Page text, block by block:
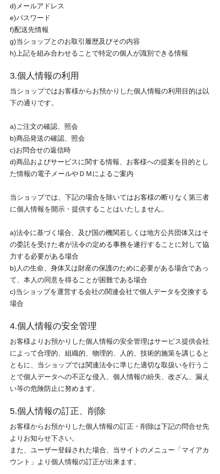
d)メールアドレス
e)パスワード
f)配送先情報
g)当ショップとのお取引履歴及びその内容
h)上記を組み合わせることで特定の個人が識別できる情報
3.個人情報の利用
当ショップではお客様からお預かりした個人情報の利用目的は以
下の通りです。
a)ご注文の確認、照会
b)商品発送の確認、照会
c)お問合せの返信時
d)商品およびサービスに関する情報、お客様への提案を目的とし
た情報の電子メールやＤＭによるご案内
当ショップでは、下記の場合を除いてはお客様の断りなく第三者
に個人情報を開示・提供することはいたしません。
a)法令に基づく場合、及び国の機関若しくは地方公共団体又はそ
の委託を受けた者が法令の定める事務を遂行することに対して協
力する必要がある場合
b)人の生命、身体又は財産の保護のために必要がある場合であっ
て、本人の同意を得ることが困難である場合
c)当ショップを運営する会社の関連会社で個人データを交換する
場合
4.個人情報の安全管理
お客様よりお預かりした個人情報の安全管理はサービス提供会社
によって合理的、組織的、物理的、人的、技術的施策を講じると
ともに、当ショップでは関連法令に準じた適切な取扱いを行うこ
とで個人データへの不正な侵入、個人情報の紛失、改ざん、漏え
い等の危険防止に努めます。
5.個人情報の訂正、削除
お客様からお預かりした個人情報の訂正・削除は下記の問合せ先
よりお知らせ下さい。
また、ユーザー登録された場合、当サイトのメニュー「マイアカ
ウント」より個人情報の訂正が出来ます。